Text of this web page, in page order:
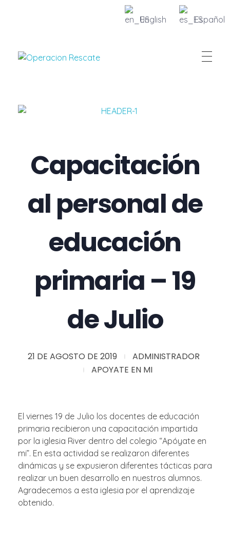
English Español
Capacitación
al personal de
educación
primaria – 19
de Julio
21 DE AGOSTO DE 2019
ADMINISTRADOR
APOYATE EN MI
El viernes 19 de Julio los docentes de educación
primaria recibieron una capacitación impartida
por la iglesia River dentro del colegio “Apóyate en
mi”. En esta actividad se realizaron diferentes
dinámicas y se expusieron diferentes tácticas para
realizar un buen desarrollo en nuestros alumnos.
Agradecemos a esta iglesia por el aprendizaje
obtenido.